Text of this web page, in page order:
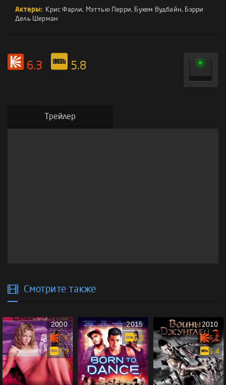
Актеры: Крис Фарли, Мэттью Перри, Букем Вудбайн, Бэрри
Дель Шерман
6.3 5.8
Трейлер
Смотрите также
2000
7.6
7.9
2015
5.3
2010
6.2
5.4